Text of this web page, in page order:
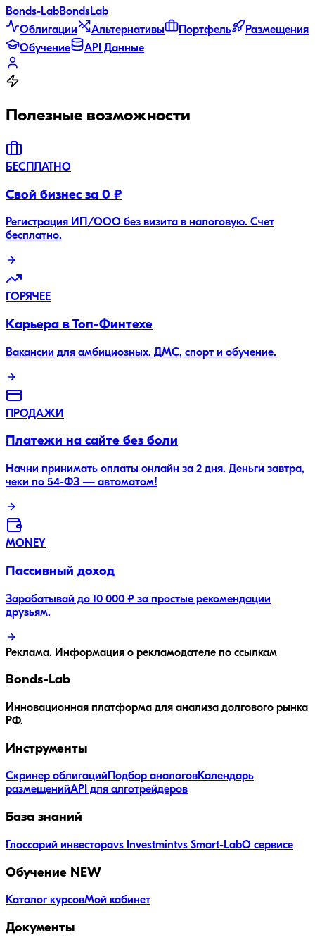
Bonds-LabBondsLab
Облигации
Альтернативы Портфель
Размещения
Обучение
API Данные
Полезные возможности
БЕСПЛАТНО
Свой бизнес за 0 ₽
Регистрация ИП/ООО без визита в налоговую. Счет
бесплатно.
ГОРЯЧЕЕ
Карьера в Топ-Финтехе
Вакансии для амбициозных. ДМС, спорт и обучение.
ПРОДАЖИ
Платежи на сайте без боли
Начни принимать оплаты онлайн за 2 дня. Деньги завтра,
чеки по 54-ФЗ — автоматом!
MONEY
Пассивный доход
Зарабатывай до 10 000 ₽ за простые рекомендации
друзьям.
Реклама. Информация о рекламодателе по ссылкам
Bonds-Lab
Инновационная платформа для анализа долгового рынка
РФ.
Инструменты
Скринер облигацийПодбор аналоговКалендарь
размещенийAPI для алготрейдеров
База знаний
Глоссарий инвестораvs Investmintvs Smart-LabО сервисе
Обучение NEW
Каталог курсовМой кабинет
Документы